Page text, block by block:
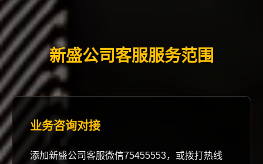
新盛公司客服服务范围
业务咨询对接
添加新盛公司客服微信75455553，或拨打热线